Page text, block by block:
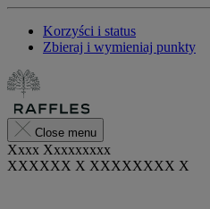
Korzyści i status
Zbieraj i wymieniaj punkty
Close menu
Xxxx Xxxxxxxxx
XXXXXX X XXXXXXXX X